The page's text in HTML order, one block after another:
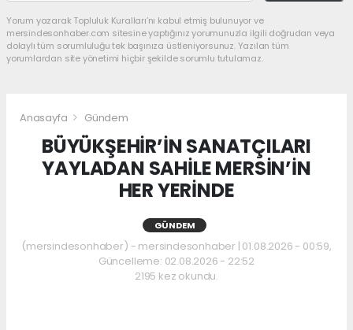
Yorum yazarak Topluluk Kuralları’nı kabul etmiş bulunuyor ve
mersindesonhaber.com sitesine yaptığınız yorumunuzla ilgili doğrudan veya
dolaylı tüm sorumluluğu tek başınıza üstleniyorsunuz. Yazılan tüm
yorumlardan site yönetimi hiçbir şekilde sorumlu tutulamaz.
Anasayfa Gündem
BÜYÜKŞEHİR’İN SANATÇILARI
YAYLADAN SAHİLE MERSİN’İN
HER YERİNDE
GÜNDEM
(mersindesonhaber) - mersindesonhaber | 01.08.2026 - 00:59,
Güncelleme: 02.08.2026 - 22:52
2195 kez okundu.